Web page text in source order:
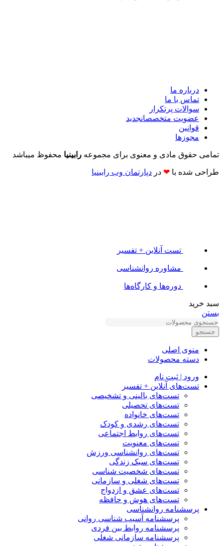
درباره ما
تماس با ما
سوالات پرتکرار
عضویت متخصصانجدید
قوانین
مجوزها
تمامی حقوق مادی و معنوی برای مجموعه رابینیا محفوظ میباشد
طراحی شده با ❤ در دپارتمان وب رابینیا​​
تست آنلاین + تفسیر
مشاوره روانشناسی
دوره‌ها و کارگاه‌ها
سبد خرید
بستن
جستجو
منوی اصلی
دسته محصولات
ورود | ثبت نام
تست‌های آنلاین + تفسیر
تست‌های بالینی و تشخیصی
تست‌های تحصیلی
تست‌های خانواده
تست‌های رشدی و کودک
تست‌های روابط اجتماعی
تست‌های معنویت
تست‌های روانشناسی ورزش
تست‌های سبک زندگی
تست‌های شخصیت شناسی
تست‌های شغلی و سازمانی
تست‌های عشق و ازدواج
تست‌های هوش و حافظه
پرسشنامه روانشناسی
پرسشنامه آسیب شناسی روانی
پرسشنامه روابط بین فردی
پرسشنامه سازمانی شغلی